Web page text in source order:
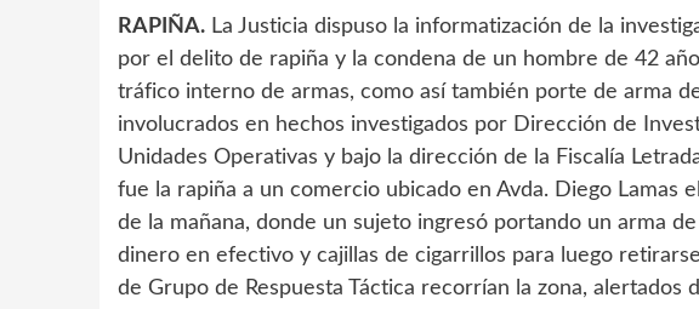
RAPIÑA. La Justicia dispuso la informatización de la
por el delito de rapiña y la condena de un hombre de 42
tráfico interno de armas, como así también porte de arma
involucrados en hechos investigados por Dirección de
Unidades Operativas y bajo la dirección de la Fiscalía
fue la rapiña a un comercio ubicado en Avda. Diego Lamas
de la mañana, donde un sujeto ingresó portando un arma
dinero en efectivo y cajillas de cigarrillos para luego
de Grupo de Respuesta Táctica recorrían la zona, alertados